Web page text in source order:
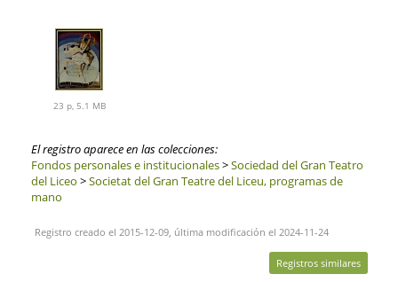
23 p, 5.1 MB
El registro aparece en las colecciones:
Fondos personales e institucionales>Sociedad del Gran Teatro
del Liceo >Societat del Gran Teatre del Liceu, programas de
mano
Registro creado el 2015-12-09, última modificación el 2024-11-24
Registros similares